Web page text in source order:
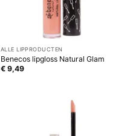
ALLE LIPPRODUCTEN
Benecos lipgloss Natural Glam
€9,49